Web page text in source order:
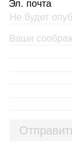
Эл. почта